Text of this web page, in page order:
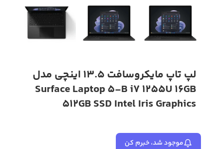
لپ تاپ مایکروسافت 13.5 اینچی مدل
Surface Laptop 5-B i7 1255U 16GB
512GB SSD Intel Iris Graphics
موجود شد، خبرم کن